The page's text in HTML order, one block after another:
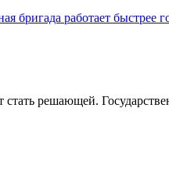
бригада работает быстрее
решающей.